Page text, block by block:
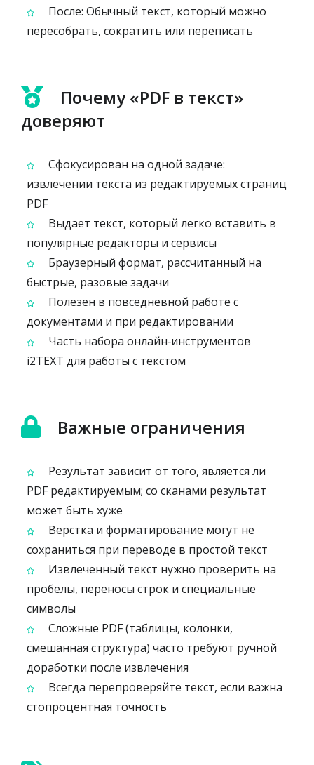
После: Обычный текст, который можно
пересобрать, сократить или переписать
Почему «PDF в текст»
доверяют
Сфокусирован на одной задаче:
извлечении текста из редактируемых страниц
PDF
Выдает текст, который легко вставить в
популярные редакторы и сервисы
Браузерный формат, рассчитанный на
быстрые, разовые задачи
Полезен в повседневной работе с
документами и при редактировании
Часть набора онлайн‑инструментов
i2TEXT для работы с текстом
Важные ограничения
Результат зависит от того, является ли
PDF редактируемым; со сканами результат
может быть хуже
Верстка и форматирование могут не
сохраниться при переводе в простой текст
Извлеченный текст нужно проверить на
пробелы, переносы строк и специальные
символы
Сложные PDF (таблицы, колонки,
смешанная структура) часто требуют ручной
доработки после извлечения
Всегда перепроверяйте текст, если важна
стопроцентная точность